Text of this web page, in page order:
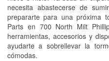
necesita abastecerse de
prepararte para una próxima
Parts en 700 North Milt
herramientas, accesorios y
ayudarte a sobrellevar la
cómodas.
Snowstorm
Tornado
Conoce más